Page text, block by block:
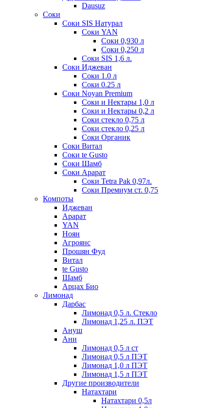
Dausuz
Соки
Соки SIS Натурал
Соки YAN
Соки 0,930 л
Соки 0,250 л
Соки SIS 1,6 л.
Соки Иджеван
Соки 1.0 л
Соки 0.25 л
Соки Noyan Premium
Соки и Нектары 1,0 л
Соки и Нектары 0,2 л
Соки стекло 0,75 л
Соки стекло 0,25 л
Соки Органик
Соки Витал
Соки te Gusto
Соки Шамб
Соки Арарат
Соки Tetra Pak 0,97л.
Соки Премиум ст. 0,75
Компоты
Иджеван
Арарат
YAN
Ноян
Агроянс
Прошян Фуд
Витал
te Gusto
Шамб
Арцах Био
Лимонад
Дарбас
Лимонад 0,5 л. Стекло
Лимонад 1,25 л. ПЭТ
Ануш
Ани
Лимонад 0,5 л ст
Лимонад 0,5 л ПЭТ
Лимонад 1,0 л ПЭТ
Лимонад 1,5 л ПЭТ
Другие производители
Натахтари
Натахтари 0,5л